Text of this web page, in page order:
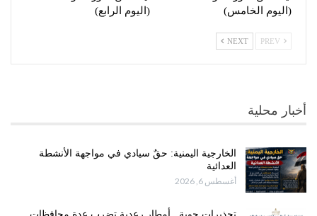
(اليوم الخامس)
(اليوم الرابع)
NEXT
أخبار محلية
الخارجية اليمنية: حقٌ سيادي في مواجهة الأنشطة
العدائية
أغسطس 6, 2026